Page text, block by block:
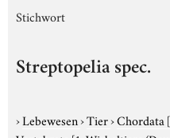
Stichwort
Streptopelia spec.
›Lebewesen›Tier›Chordata